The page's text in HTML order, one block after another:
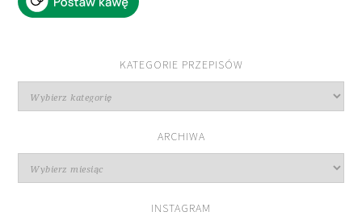
KATEGORIE PRZEPISÓW
przepisów
ARCHIWA
INSTAGRAM